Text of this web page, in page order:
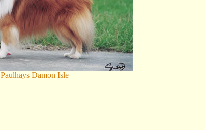
Paulhays Damon Isle